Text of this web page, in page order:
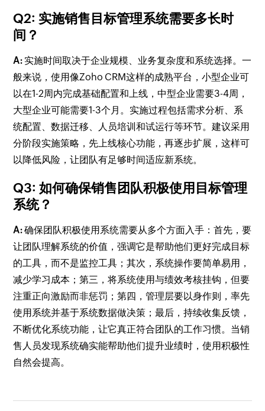
Q2: 实施销售目标管理系统需要多长时
间？
A: 实施时间取决于企业规模、业务复杂度和系统选择。一
般来说，使用像Zoho CRM这样的成熟平台，小型企业可
以在1-2周内完成基础配置和上线，中型企业需要3-4周，
大型企业可能需要1-3个月。实施过程包括需求分析、系
统配置、数据迁移、人员培训和试运行等环节。建议采用
分阶段实施策略，先上线核心功能，再逐步扩展，这样可
以降低风险，让团队有足够时间适应新系统。
Q3: 如何确保销售团队积极使用目标管理
系统？
A:确保团队积极使用系统需要从多个方面入手：首先，要
让团队理解系统的价值，强调它是帮助他们更好完成目标
的工具，而不是监控工具；其次，系统操作要简单易用，
减少学习成本；第三，将系统使用与绩效考核挂钩，但要
注重正向激励而非惩罚；第四，管理层要以身作则，率先
使用系统并基于系统数据做决策；最后，持续收集反馈，
不断优化系统功能，让它真正符合团队的工作习惯。当销
售人员发现系统确实能帮助他们提升业绩时，使用积极性
自然会提高。